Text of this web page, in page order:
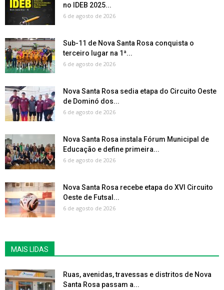
no IDEB 2025...
6 de agosto de 2026
Sub-11 de Nova Santa Rosa conquista o
terceiro lugar na 1ª...
6 de agosto de 2026
Nova Santa Rosa sedia etapa do Circuito Oeste
de Dominó dos...
6 de agosto de 2026
Nova Santa Rosa instala Fórum Municipal de
Educação e define primeira...
6 de agosto de 2026
Nova Santa Rosa recebe etapa do XVI Circuito
Oeste de Futsal...
6 de agosto de 2026
MAIS LIDAS
Ruas, avenidas, travessas e distritos de Nova
Santa Rosa passam a...